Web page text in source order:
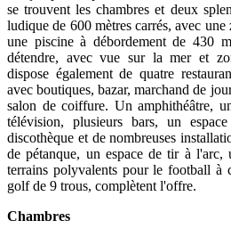
se trouvent les chambres et deux
ludique de 600 mètres carrés, avec une
une piscine à débordement de 430
détendre, avec vue sur la mer et
dispose également de quatre
avec boutiques, bazar, marchand de
salon de coiffure. Un amphithéâtre,
télévision, plusieurs bars, un
discothèque et de nombreuses
de pétanque, un espace de tir à l'arc,
terrains polyvalents pour le football à
golf de 9 trous, complètent l'offre.
Chambres